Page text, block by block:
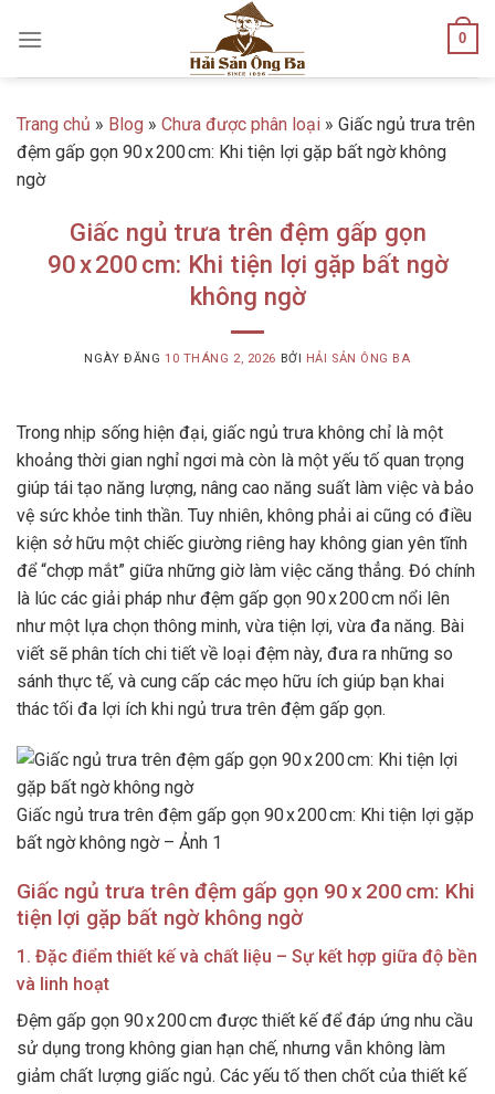
0
Trang chủ » Blog » Chưa được phân loại » Giấc ngủ trưa trên
đệm gấp gọn 90 x 200 cm: Khi tiện lợi gặp bất ngờ không
ngờ
Giấc ngủ trưa trên đệm gấp gọn
90 x 200 cm: Khi tiện lợi gặp bất ngờ
không ngờ
NGÀY ĐĂNG 10 THÁNG 2, 2026 BỞI HẢI SẢN ÔNG BA
Trong nhịp sống hiện đại, giấc ngủ trưa không chỉ là một
khoảng thời gian nghỉ ngơi mà còn là một yếu tố quan trọng
giúp tái tạo năng lượng, nâng cao năng suất làm việc và bảo
vệ sức khỏe tinh thần. Tuy nhiên, không phải ai cũng có điều
kiện sở hữu một chiếc giường riêng hay không gian yên tĩnh
để “chợp mắt” giữa những giờ làm việc căng thẳng. Đó chính
là lúc các giải pháp như đệm gấp gọn 90 x 200 cm nổi lên
như một lựa chọn thông minh, vừa tiện lợi, vừa đa năng. Bài
viết sẽ phân tích chi tiết về loại đệm này, đưa ra những so
sánh thực tế, và cung cấp các mẹo hữu ích giúp bạn khai
thác tối đa lợi ích khi ngủ trưa trên đệm gấp gọn.
Giấc ngủ trưa trên đệm gấp gọn 90 x 200 cm: Khi tiện lợi gặp
bất ngờ không ngờ – Ảnh 1
Giấc ngủ trưa trên đệm gấp gọn 90 x 200 cm: Khi
tiện lợi gặp bất ngờ không ngờ
1. Đặc điểm thiết kế và chất liệu – Sự kết hợp giữa độ bền
và linh hoạt
Đệm gấp gọn 90 x 200 cm được thiết kế để đáp ứng nhu cầu
sử dụng trong không gian hạn chế, nhưng vẫn không làm
giảm chất lượng giấc ngủ. Các yếu tố then chốt của thiết kế